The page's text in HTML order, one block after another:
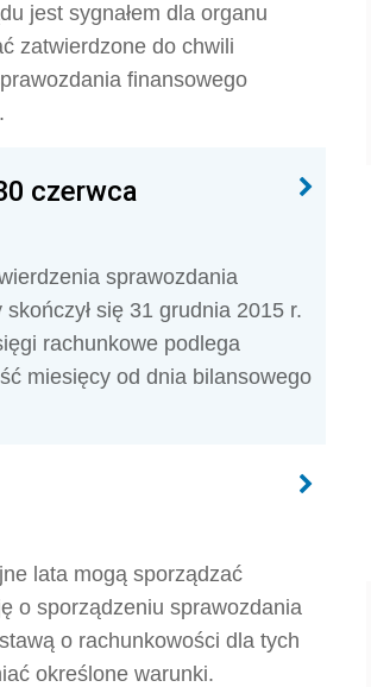
jest sygnałem dla organu
zatwierdzone do chwili
finansowego
czerwca
sprawozdania
się 31 grudnia 2015 r.
rachunkowe podlega
miesięcy od dnia bilansowego
lata mogą sporządzać
o sporządzeniu sprawozdania
o rachunkowości dla tych
określone warunki.